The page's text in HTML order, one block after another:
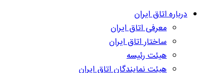
درباره اتاق ایران
معرفی اتاق ایران
ساختار اتاق ایران
هیئت رئیسه
هیئت نمایندگان اتاق ایران